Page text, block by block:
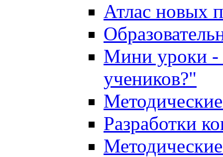
Атлас новых
Мини уроки -
учеников?"
Разработки